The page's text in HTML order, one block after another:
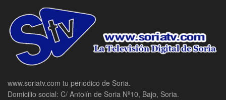
www.soriatv.com tu periodico de Soria.
Domicilio social: C/ Antolín de Soria Nº10, Bajo, Soria.